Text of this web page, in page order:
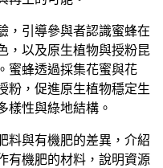
，引導參與者認識蜜蜂在
，以及原生植物與授粉昆
蜜蜂透過採集花蜜與花
粉，促進原生植物穩定生
樣性與綠地結構。
料與有機肥的差異，介紹
有機肥的材料，說明資源